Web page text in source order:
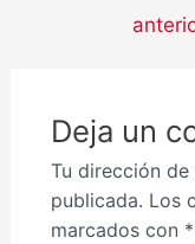
Deja un
Tu dirección
publicada. Los
marcados con *